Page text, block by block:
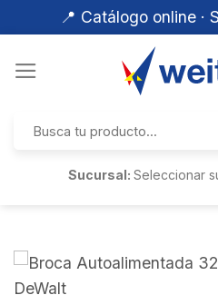
📍 Catálogo online ·
por:
Sucursal:Seleccionar